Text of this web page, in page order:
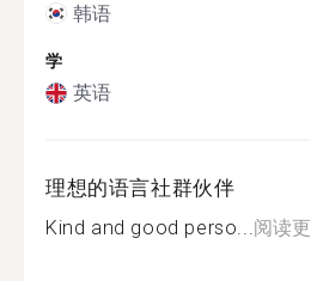
韩语
学
英语
理想的语言社群伙伴
Kind and good perso...阅读